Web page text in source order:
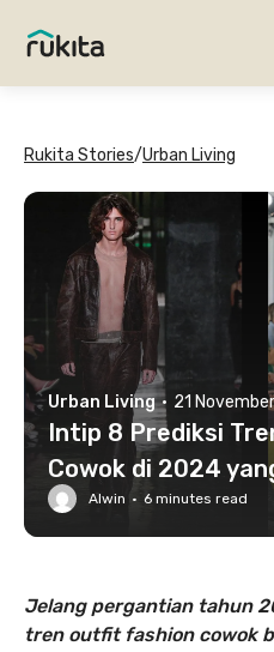
Rukita Stories/Urban Living
Urban Living · 21
Intip 8 Prediksi
Cowok di 2024
Alwin · 6 minutes read
Jelang pergantian tahun
tren outfit fashion cowok